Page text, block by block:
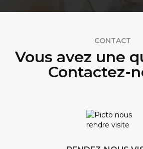
CONTACT
Vous avez une
Contactez-